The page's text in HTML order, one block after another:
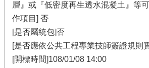
層』或『低密度再生透水混凝土』等
作項目] 否
[是否屬統包]否
[是否應依公共工程專業技師簽證規則
[開標時間]108/01/08 14:00